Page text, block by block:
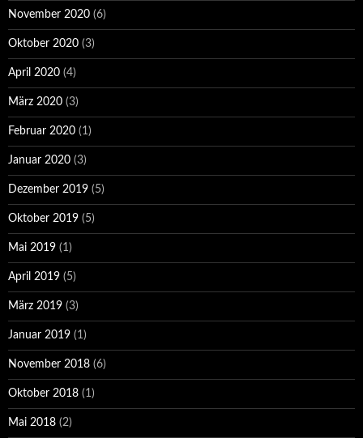
November 2020 (6)
Oktober 2020 (3)
April 2020 (4)
März 2020 (3)
Februar 2020 (1)
Januar 2020 (3)
Dezember 2019 (5)
Oktober 2019 (5)
Mai 2019 (1)
April 2019 (5)
März 2019 (3)
Januar 2019 (1)
November 2018 (6)
Oktober 2018 (1)
Mai 2018 (2)